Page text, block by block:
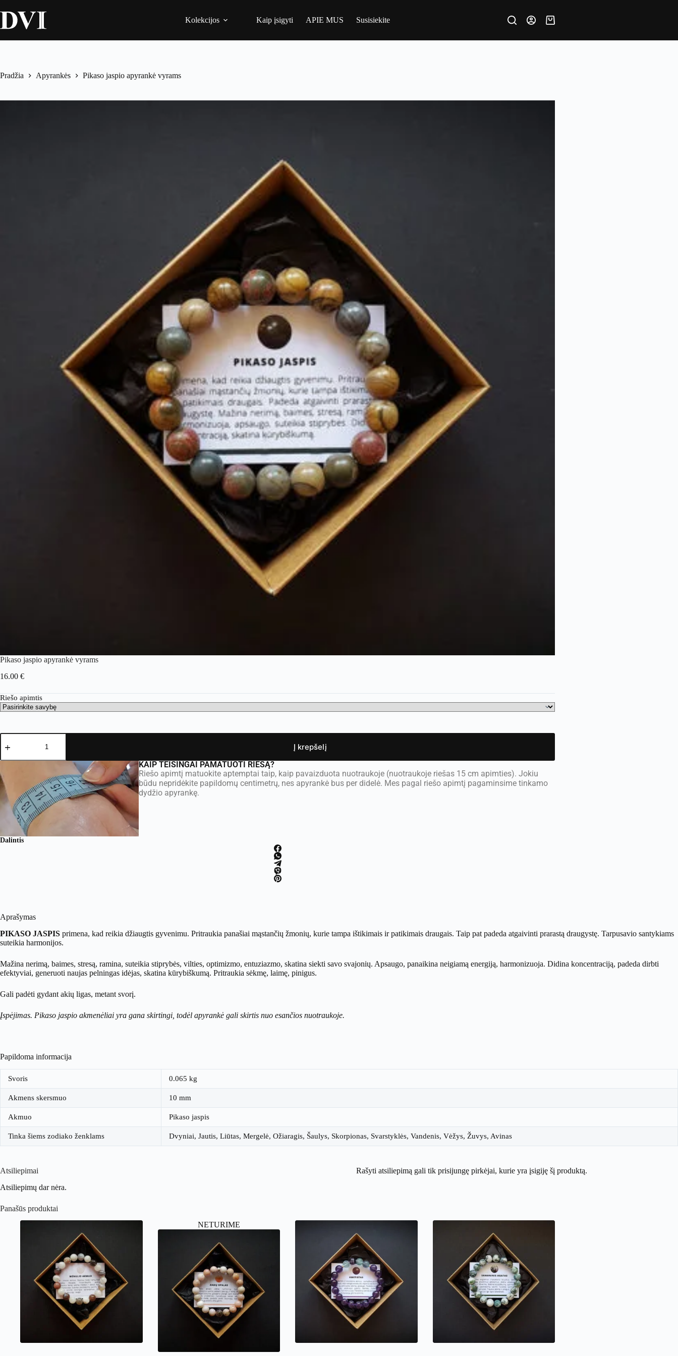
Kolekcijos Kaip įsigyti APIE MUS Susisiekite
Pradžia Apyrankės Pikaso jaspio apyrankė vyrams
Pikaso jaspio apyrankė vyrams
16.00 €
Riešo apimtis
Į krepšelį
KAIP TEISINGAI PAMATUOTI RIEŠĄ?
Riešo apimtį matuokite aptemptai taip, kaip pavaizduota nuotraukoje (nuotraukoje riešas 15 cm apimties). Jokiu
būdu nepridėkite papildomų centimetrų, nes apyrankė bus per didelė. Mes pagal riešo apimtį pagaminsime tinkamo
dydžio apyrankę.
Dalintis
Aprašymas
PIKASO JASPIS primena, kad reikia džiaugtis gyvenimu. Pritraukia panašiai mąstančių žmonių, kurie tampa ištikimais ir patikimais draugais. Taip pat padeda atgaivinti prarastą draugystę. Tarpusavio santykiams
suteikia harmonijos.
Mažina nerimą, baimes, stresą, ramina, suteikia stiprybės, vilties, optimizmo, entuziazmo, skatina siekti savo svajonių. Apsaugo, panaikina neigiamą energiją, harmonizuoja. Didina koncentraciją, padeda dirbti
efektyviai, generuoti naujas pelningas idėjas, skatina kūrybiškumą. Pritraukia sėkmę, laimę, pinigus.
Gali padėti gydant akių ligas, metant svorį.
Įspėjimas. Pikaso jaspio akmenėliai yra gana skirtingi, todėl apyrankė gali skirtis nuo esančios nuotraukoje.
Papildoma informacija
Svoris 0.065 kg
Akmens skersmuo 10 mm
Akmuo Pikaso jaspis
Tinka šiems zodiako ženklams Dvyniai, Jautis, Liūtas, Mergelė, Ožiaragis, Šaulys, Skorpionas, Svarstyklės, Vandenis, Vėžys, Žuvys, Avinas
Atsiliepimai
Atsiliepimų dar nėra.
Rašyti atsiliepimą gali tik prisijungę pirkėjai, kurie yra įsigiję šį produktą.
Panašūs produktai
NETURIME